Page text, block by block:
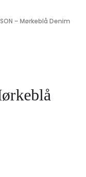
– Mørkeblå Denim